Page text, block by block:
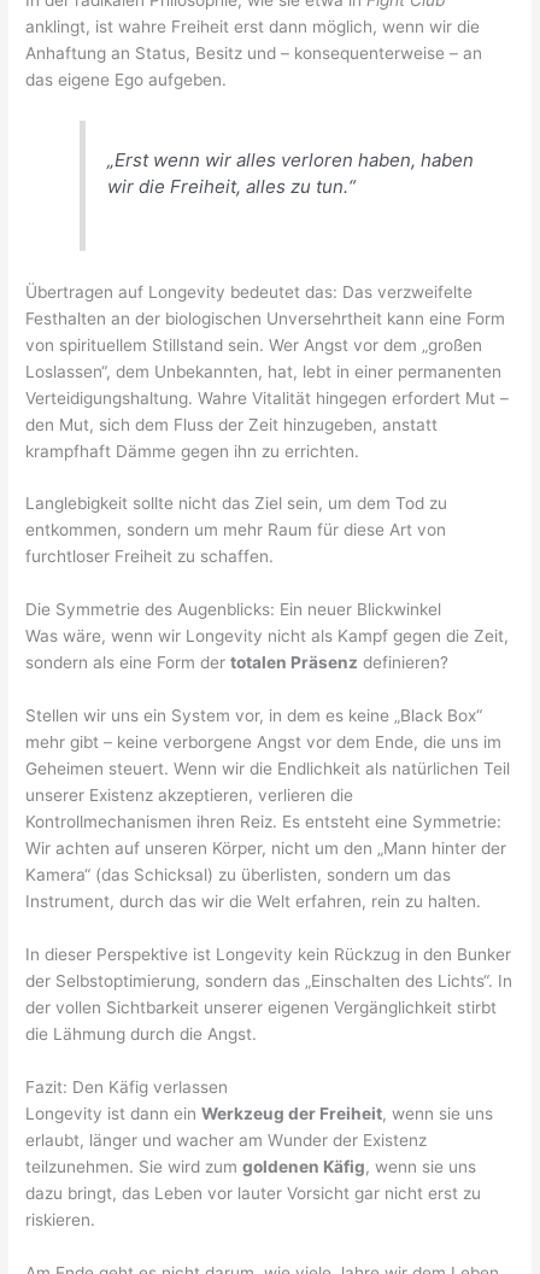
anklingt, ist wahre Freiheit erst dann möglich, wenn wir die
Anhaftung an Status, Besitz und – konsequenterweise – an
das eigene Ego aufgeben.
„Erst wenn wir alles verloren haben, haben
wir die Freiheit, alles zu tun.“
Übertragen auf Longevity bedeutet das: Das verzweifelte
Festhalten an der biologischen Unversehrtheit kann eine Form
von spirituellem Stillstand sein. Wer Angst vor dem „großen
Loslassen“, dem Unbekannten, hat, lebt in einer permanenten
Verteidigungshaltung. Wahre Vitalität hingegen erfordert Mut –
den Mut, sich dem Fluss der Zeit hinzugeben, anstatt
krampfhaft Dämme gegen ihn zu errichten.
Langlebigkeit sollte nicht das Ziel sein, um dem Tod zu
entkommen, sondern um mehr Raum für diese Art von
furchtloser Freiheit zu schaffen.
Die Symmetrie des Augenblicks: Ein neuer Blickwinkel
Was wäre, wenn wir Longevity nicht als Kampf gegen die Zeit,
sondern als eine Form dertotalen Präsenz definieren?
Stellen wir uns ein System vor, in dem es keine „Black Box“
mehr gibt – keine verborgene Angst vor dem Ende, die uns im
Geheimen steuert. Wenn wir die Endlichkeit als natürlichen Teil
unserer Existenz akzeptieren, verlieren die
Kontrollmechanismen ihren Reiz. Es entsteht eine Symmetrie:
Wir achten auf unseren Körper, nicht um den „Mann hinter der
Kamera“ (das Schicksal) zu überlisten, sondern um das
Instrument, durch das wir die Welt erfahren, rein zu halten.
In dieser Perspektive ist Longevity kein Rückzug in den Bunker
der Selbstoptimierung, sondern das „Einschalten des Lichts“. In
der vollen Sichtbarkeit unserer eigenen Vergänglichkeit stirbt
die Lähmung durch die Angst.
Fazit: Den Käfig verlassen
Longevity ist dann einWerkzeug der Freiheit, wenn sie uns
erlaubt, länger und wacher am Wunder der Existenz
teilzunehmen. Sie wird zumgoldenen Käfig, wenn sie uns
dazu bringt, das Leben vor lauter Vorsicht gar nicht erst zu
riskieren.